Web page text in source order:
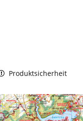
Produktsicherheit